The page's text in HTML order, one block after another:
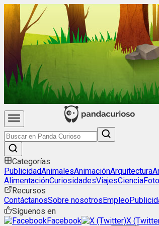
Categorías
PublicidadAnimalesAnimaciónArquitectura
AlimentaciónCuriosidadesViajesCiencia
Recursos
ContáctanosSobre nosotrosEmpleo
Síguenos en
Facebook
X